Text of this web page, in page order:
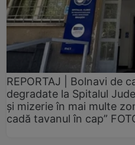
REPORTAJ | Bolnavi de
degradate la Spitalul
și mizerie în mai multe
cadă tavanul în cap”